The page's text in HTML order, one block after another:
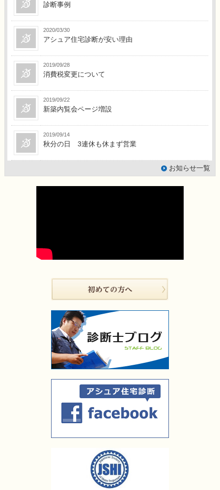
診断事例
2020/03/30
アシュア住宅診断が安い理由
2019/09/28
消費税変更について
2019/09/22
新築内覧会ページ増設
2019/09/14
秋分の日 3連休も休まず営業
お知らせ一覧